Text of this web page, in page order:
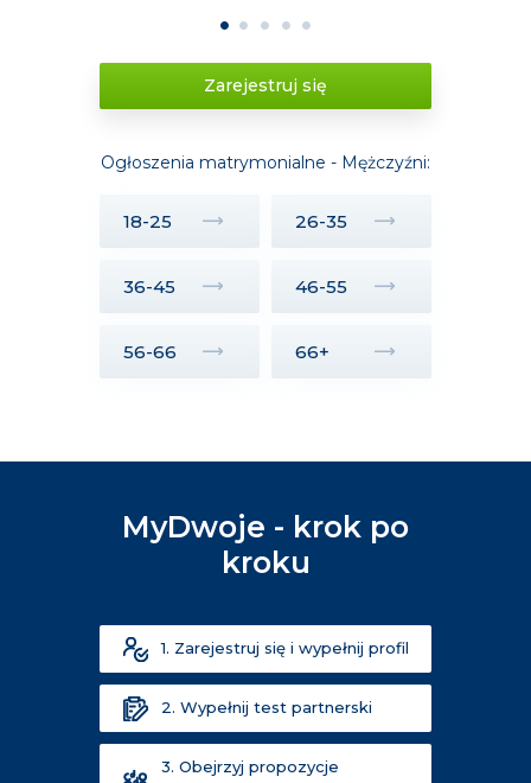
1 2 3 4 5
Zarejestruj się
Ogłoszenia matrymonialne - Mężczyźni:
18-25 26-35
36-45 46-55
56-66 66+
MyDwoje - krok po
kroku
1. Zarejestruj się i wypełnij profil
2. Wypełnij test partnerski
3. Obejrzyj propozycje